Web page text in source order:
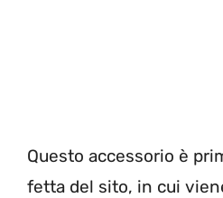
Questo accessorio è
fetta del sito, in cui